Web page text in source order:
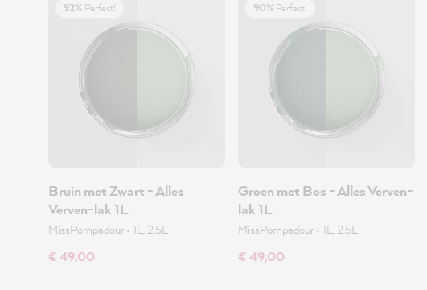
92% Perfect!
Bruin met Zwart - Alles
Verven-lak 1L
MissPompadour • 1L, 2.5L
€ 49,00
90% Perfect!
Groen met Bos - Alles Verven-
lak 1L
MissPompadour • 1L, 2.5L
€ 49,00